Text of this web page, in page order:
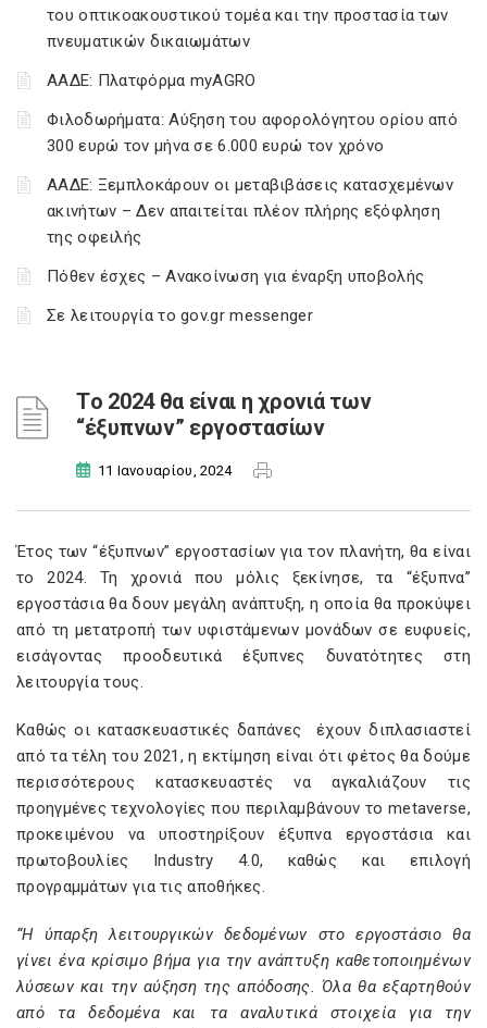
του οπτικοακουστικού τομέα και την προστασία των
πνευματικών δικαιωμάτων
ΑΑΔΕ: Πλατφόρμα myAGRO
Φιλοδωρήματα: Αύξηση του αφορολόγητου ορίου από
300 ευρώ τον μήνα σε 6.000 ευρώ τον χρόνο
ΑΑΔΕ: Ξεμπλοκάρουν οι μεταβιβάσεις κατασχεμένων
ακινήτων – Δεν απαιτείται πλέον πλήρης εξόφληση
της οφειλής
Πόθεν έσχες – Ανακοίνωση για έναρξη υποβολής
Σε λειτουργία το gov.gr messenger
Τo 2024 θα είναι η χρονιά των
“έξυπνων” εργοστασίων
11 Ιανουαρίου, 2024
Έτος των “έξυπνων” εργοστασίων για τον πλανήτη, θα είναι
το 2024. Τη χρονιά που μόλις ξεκίνησε, τα “έξυπνα”
εργοστάσια θα δουν μεγάλη ανάπτυξη, η οποία θα προκύψει
από τη μετατροπή των υφιστάμενων μονάδων σε ευφυείς,
εισάγοντας προοδευτικά έξυπνες δυνατότητες στη
λειτουργία τους.
Καθώς οι κατασκευαστικές δαπάνες έχουν διπλασιαστεί
από τα τέλη του 2021, η εκτίμηση είναι ότι φέτος θα δούμε
περισσότερους κατασκευαστές να αγκαλιάζουν τις
προηγμένες τεχνολογίες που περιλαμβάνουν το metaverse,
προκειμένου να υποστηρίξουν έξυπνα εργοστάσια και
πρωτοβουλίες Industry 4.0, καθώς και επιλογή
προγραμμάτων για τις αποθήκες.
“Η ύπαρξη λειτουργικών δεδομένων στο εργοστάσιο θα
γίνει ένα κρίσιμο βήμα για την ανάπτυξη καθετοποιημένων
λύσεων και την αύξηση της απόδοσης. Όλα θα εξαρτηθούν
από τα δεδομένα και τα αναλυτικά στοιχεία για την